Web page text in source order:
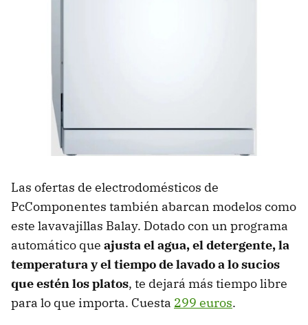
Las ofertas de electrodomésticos de
PcComponentes también abarcan modelos como
este lavavajillas Balay. Dotado con un programa
automático que ajusta el agua, el detergente, la
temperatura y el tiempo de lavado a lo sucios
que estén los platos, te dejará más tiempo libre
para lo que importa. Cuesta 299 euros.